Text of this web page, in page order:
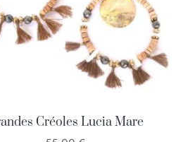
Créoles Lucia Mare